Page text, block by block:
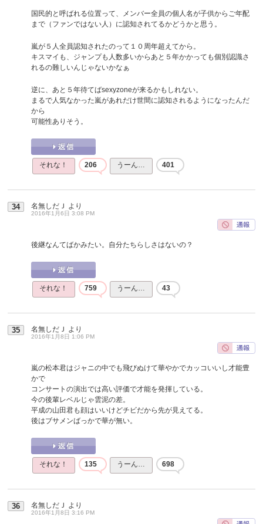
国民的と呼ばれる位置って、メンバー全員の個人名が子供からご年配
まで（ファンではない人）に認知されてるかどうかと思う。
嵐が５人全員認知されたのって１０周年超えてから。
キスマイも、ジャンプも人数多いからあと５年かかっても個別認識さ
れるの難しいんじゃないかなぁ
逆に、あと５年待てばsexyzoneが来るかもしれない。
まるで人気なかった嵐があれだけ世間に認知されるようになったんだ
から
可能性ありそう。
それな！ 206 うーん… 401
34 名無しだＪ より
2016年1月6日 3:08 PM
後継なんてばかみたい。自分たちらしさはないの？
それな！ 759 うーん… 43
35 名無しだＪ より
2016年1月8日 1:06 PM
嵐の松本君はジャニの中でも飛びぬけて華やかでカッコいいし才能豊
かで
コンサートの演出では高い評価で才能を発揮している。
今の後輩レベルじゃ雲泥の差。
平成の山田君も顔はいいけどチビだから先が見えてる。
後はブサメンばっかで華が無い。
それな！ 135 うーん… 698
36 名無しだＪ より
2016年1月8日 3:16 PM